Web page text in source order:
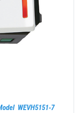
WEVH5151-7